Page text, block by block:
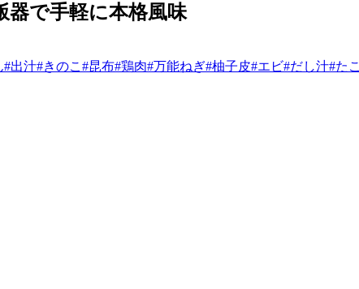
器で手軽に本格風味
#出汁#きのこ #昆布#鶏肉#万能ねぎ#柚子皮#エビ#だし汁#たこ